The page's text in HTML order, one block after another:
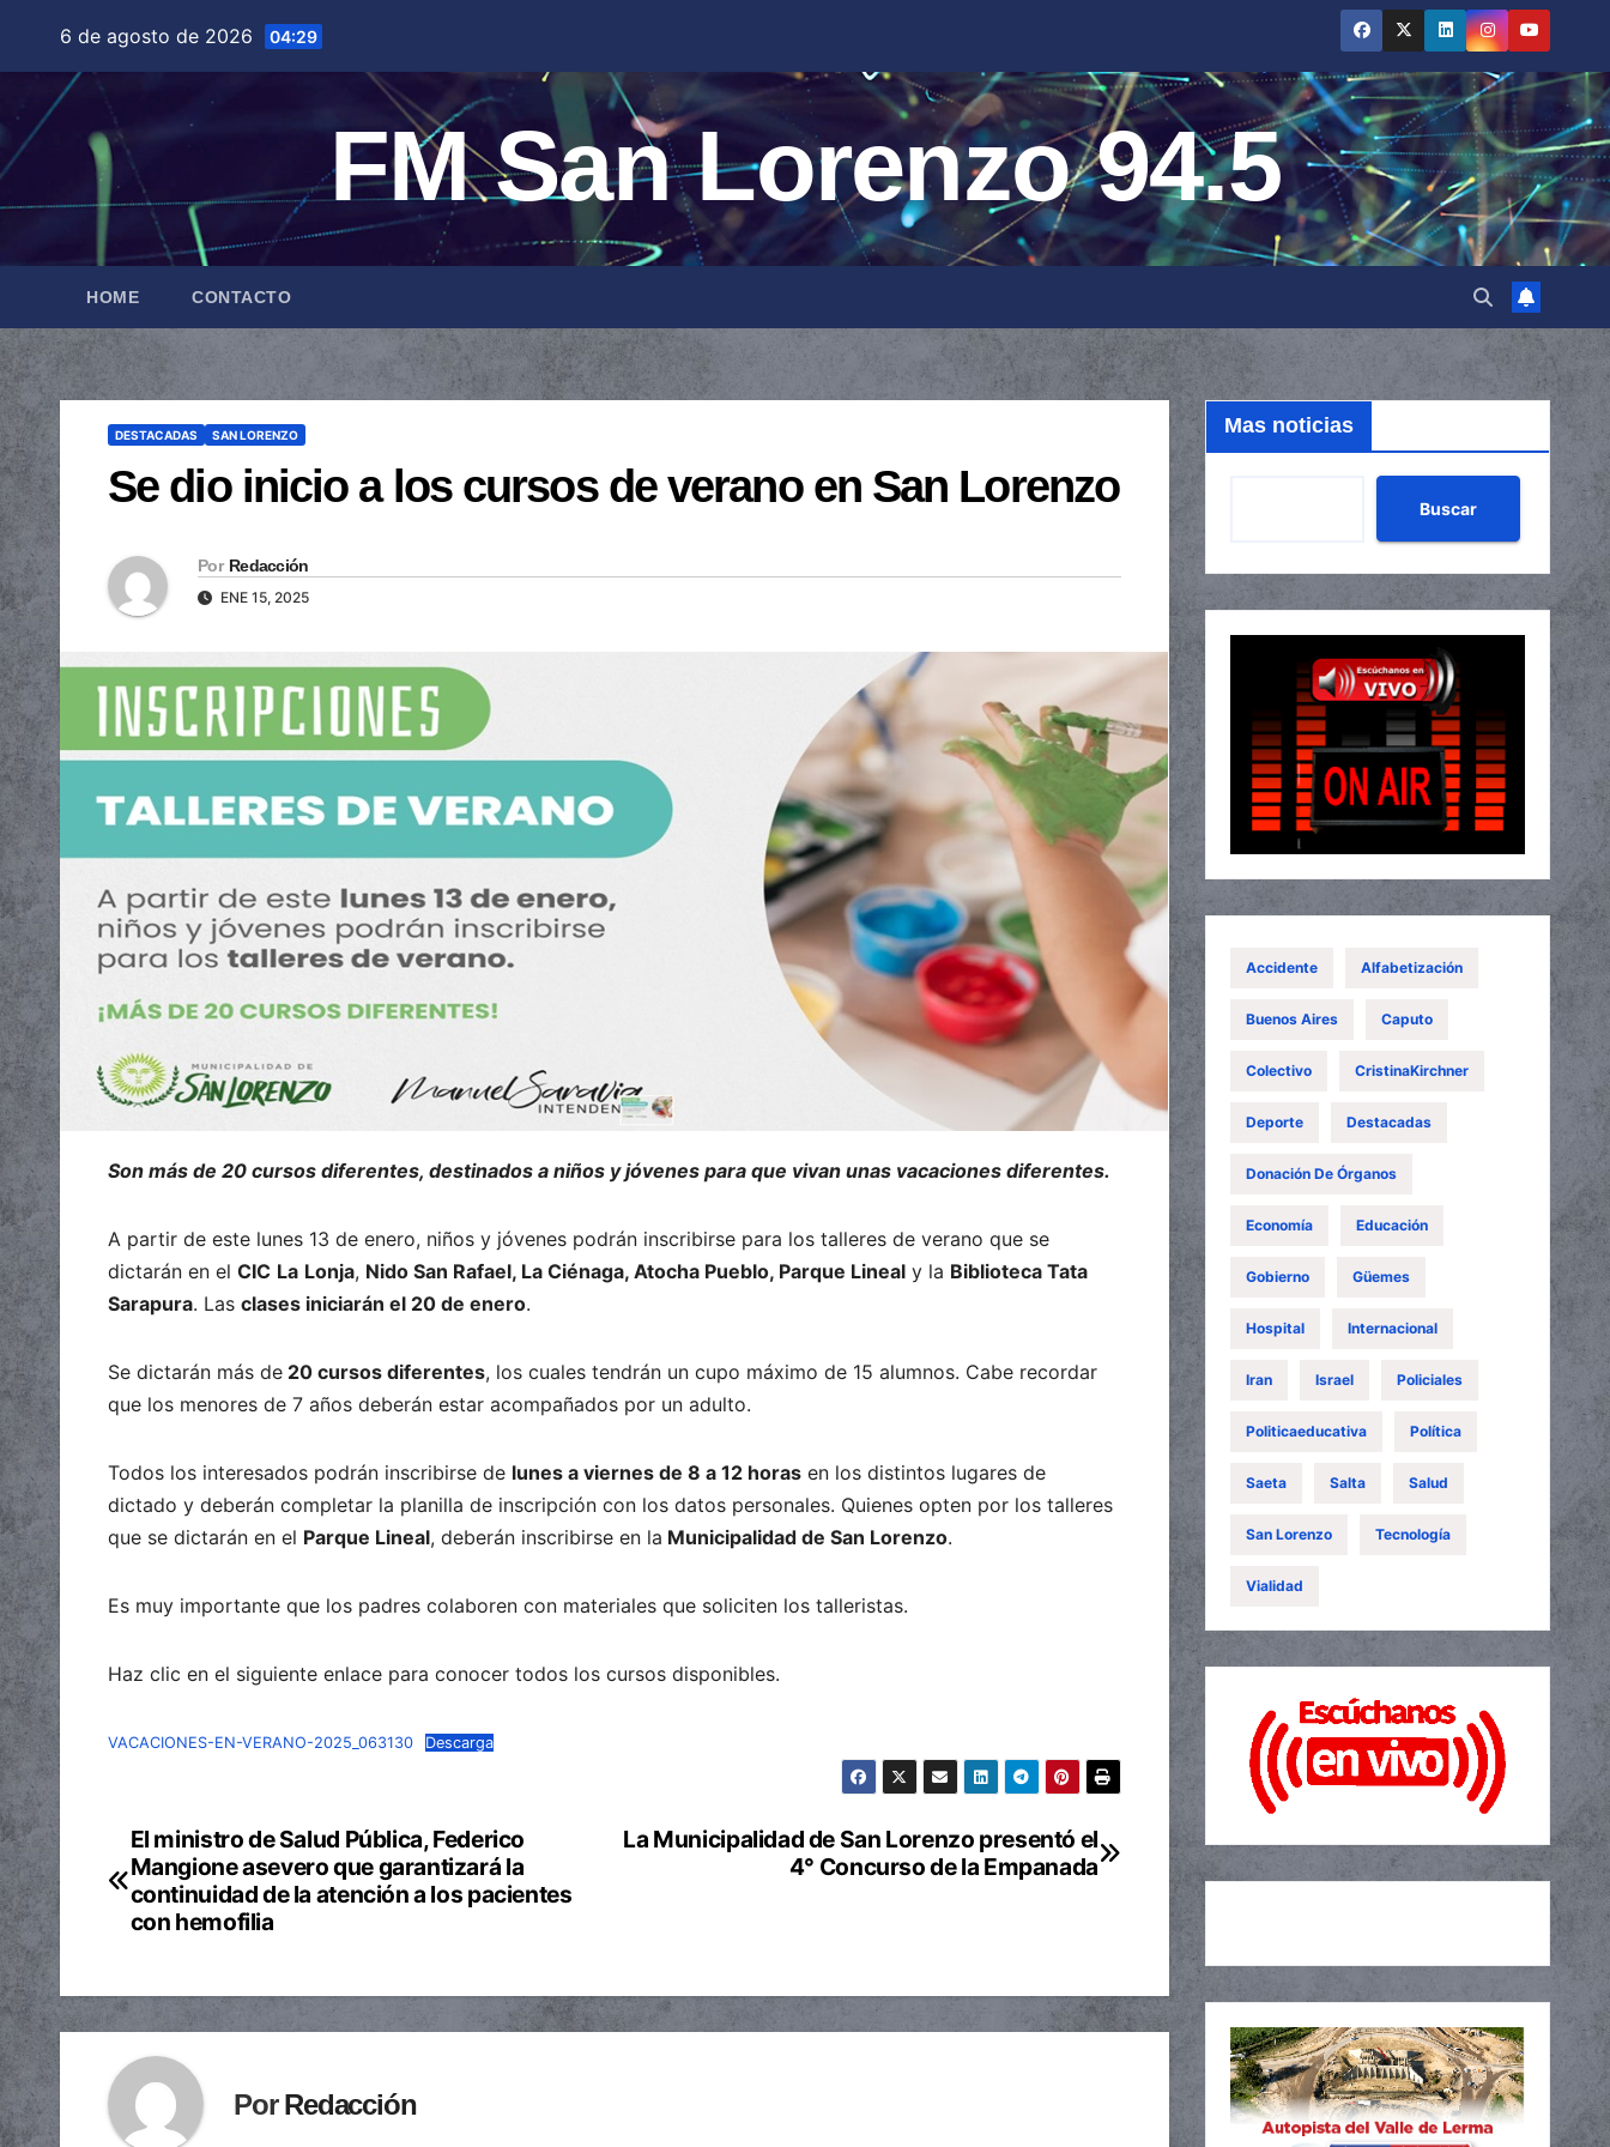
contenido
6 de agosto de 2026 04:29
FM San Lorenzo 94.5
HOME CONTACTO
DESTACADAS SAN LORENZO
Se dio inicio a los cursos de verano en San Lorenzo
Por Redacción
ENE 15, 2025
Son más de 20 cursos diferentes, destinados a niños y jóvenes para que vivan unas vacaciones diferentes.
A partir de este lunes 13 de enero, niños y jóvenes podrán inscribirse para los talleres de verano que se
dictarán en el CIC La Lonja, Nido San Rafael, La Ciénaga, Atocha Pueblo, Parque Lineal y la Biblioteca Tata
Sarapura. Las clases iniciarán el 20 de enero.
Se dictarán más de 20 cursos diferentes, los cuales tendrán un cupo máximo de 15 alumnos. Cabe recordar
que los menores de 7 años deberán estar acompañados por un adulto.
Todos los interesados podrán inscribirse de lunes a viernes de 8 a 12 horas en los distintos lugares de
dictado y deberán completar la planilla de inscripción con los datos personales. Quienes opten por los talleres
que se dictarán en el Parque Lineal, deberán inscribirse en la Municipalidad de San Lorenzo.
Es muy importante que los padres colaboren con materiales que soliciten los talleristas.
Haz clic en el siguiente enlace para conocer todos los cursos disponibles.
VACACIONES-EN-VERANO-2025_063130 Descarga
Navegación
de
La Municipalidad de San Lorenzo presentó el
4° Concurso de la Empanada
El ministro de Salud Pública, Federico
Mangione asevero que garantizará la
continuidad de la atención a los pacientes
con hemofilia
PorRedacción
Mas noticias
Buscar
Accidente Alfabetización
Buenos Aires Caputo
Colectivo CristinaKirchner
Deporte Destacadas
Donación De Órganos
Economía Educación
Gobierno Güemes
Hospital Internacional
Iran Israel Policiales
Politicaeducativa Política
Saeta Salta Salud
San Lorenzo Tecnología
Vialidad